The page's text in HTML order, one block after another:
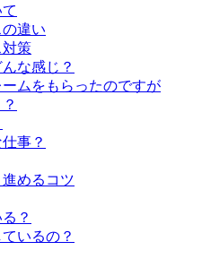
違い
策
な感じ？
ムをもらったのですが
事？
めるコツ
？
いるの？